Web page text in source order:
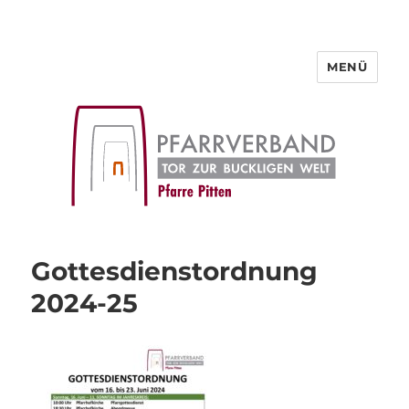
MENÜ
Gottesdienstordnung
2024-25